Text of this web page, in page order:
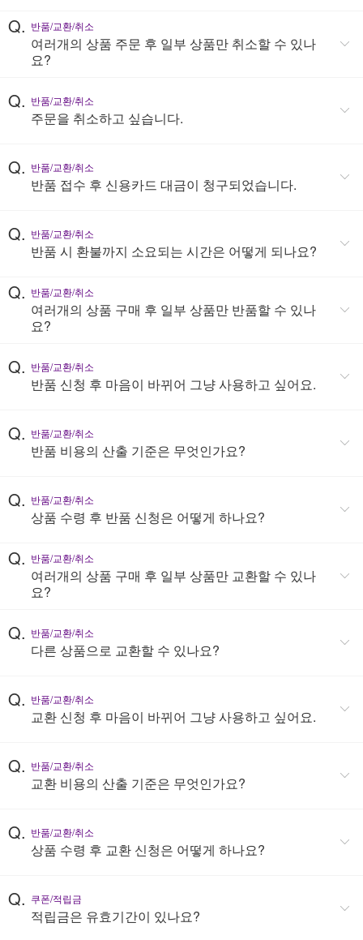
Q. 반품/교환/취소
여러개의 상품 주문 후 일부 상품만 취소할 수 있나
요?
Q. 반품/교환/취소
주문을 취소하고 싶습니다.
Q. 반품/교환/취소
반품 접수 후 신용카드 대금이 청구되었습니다.
Q. 반품/교환/취소
반품 시 환불까지 소요되는 시간은 어떻게 되나요?
Q. 반품/교환/취소
여러개의 상품 구매 후 일부 상품만 반품할 수 있나
요?
Q. 반품/교환/취소
반품 신청 후 마음이 바뀌어 그냥 사용하고 싶어요.
Q. 반품/교환/취소
반품 비용의 산출 기준은 무엇인가요?
Q. 반품/교환/취소
상품 수령 후 반품 신청은 어떻게 하나요?
Q. 반품/교환/취소
여러개의 상품 구매 후 일부 상품만 교환할 수 있나
요?
Q. 반품/교환/취소
다른 상품으로 교환할 수 있나요?
Q. 반품/교환/취소
교환 신청 후 마음이 바뀌어 그냥 사용하고 싶어요.
Q. 반품/교환/취소
교환 비용의 산출 기준은 무엇인가요?
Q. 반품/교환/취소
상품 수령 후 교환 신청은 어떻게 하나요?
Q. 쿠폰/적립금
적립금은 유효기간이 있나요?